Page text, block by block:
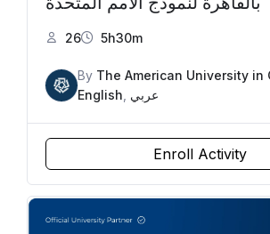
26 5h30m
By The American University in
English عربي
Enroll Activity